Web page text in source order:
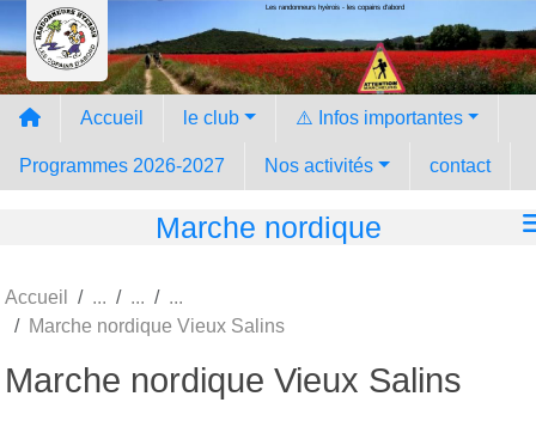
Les randonneurs hyèrois - les copains d'abord
Accueil le club ⚠️ Infos importantes
Programmes 2026-2027 Nos activités contact
Marche nordique
Accueil
Marche nordique Vieux Salins
Marche nordique Vieux Salins
Panneau de gestion des cookies